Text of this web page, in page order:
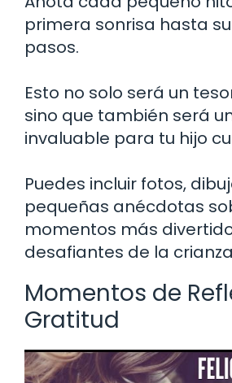
primera sonrisa hasta
pasos.
Esto no solo será un
sino que también será
invaluable para tu hijo
Puedes incluir fotos,
pequeñas anécdotas
momentos más
desafiantes de la
Momentos de
Gratitud